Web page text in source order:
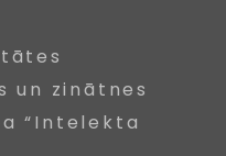
un zinātnes
“Intelekta